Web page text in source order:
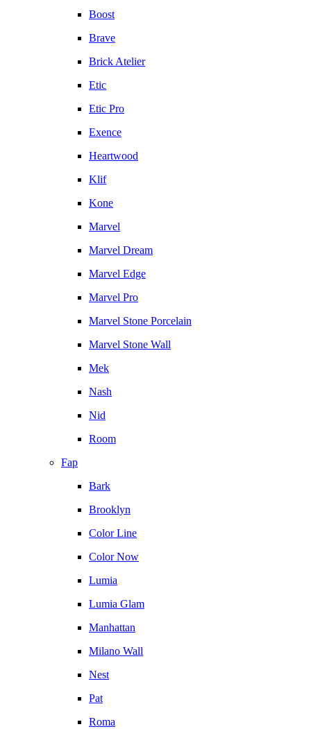
Boost
Brave
Brick Atelier
Etic
Etic Pro
Exence
Heartwood
Klif
Kone
Marvel
Marvel Dream
Marvel Edge
Marvel Pro
Marvel Stone Porcelain
Marvel Stone Wall
Mek
Nash
Nid
Room
Fap
Bark
Brooklyn
Color Line
Color Now
Lumia
Lumia Glam
Manhattan
Milano Wall
Nest
Pat
Roma